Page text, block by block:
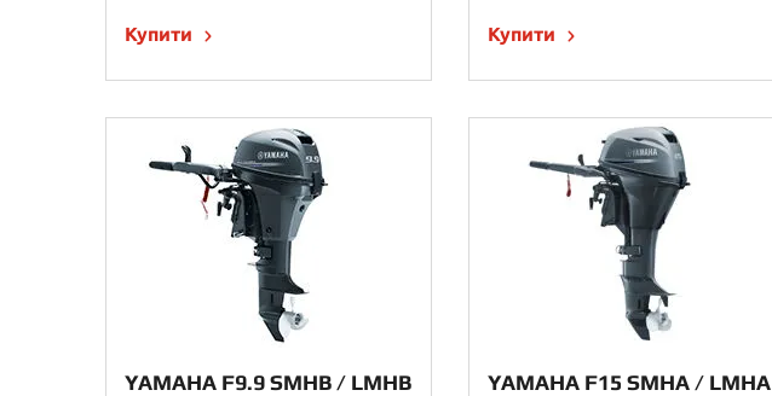
Купити Купити
YAMAHA F9.9 SMHB / LMHB YAMAHA F15 SMHA / LMHA